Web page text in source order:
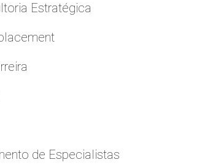
Estratégica
de Especialistas